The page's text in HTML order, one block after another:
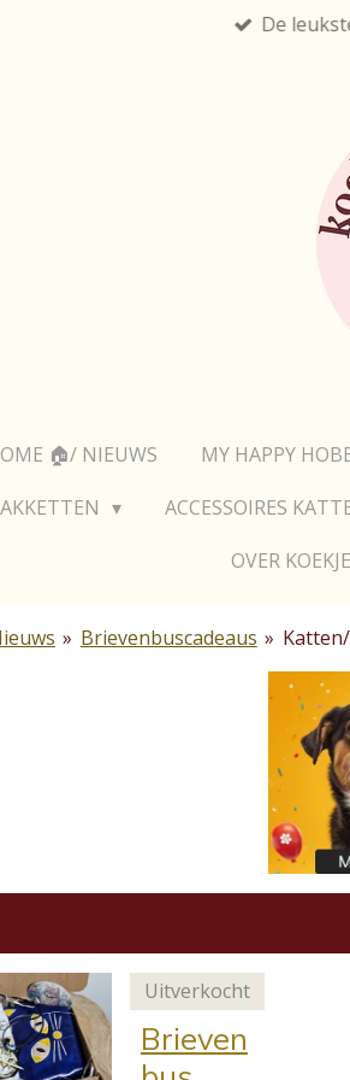
De
🏠/ NIEUWS MY HAPPY
ACCESSOIRES
OVER
» Brievenbuscadeaus »
Uitverkocht
Brieven